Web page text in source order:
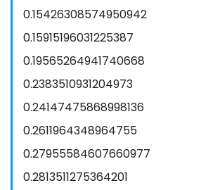
0.15426308574950942
0.15915196031225387
0.19565264941740668
0.2383510931204973
0.24147475868998136
0.2611964348964755
0.27955584607660977
0.2813511275364201